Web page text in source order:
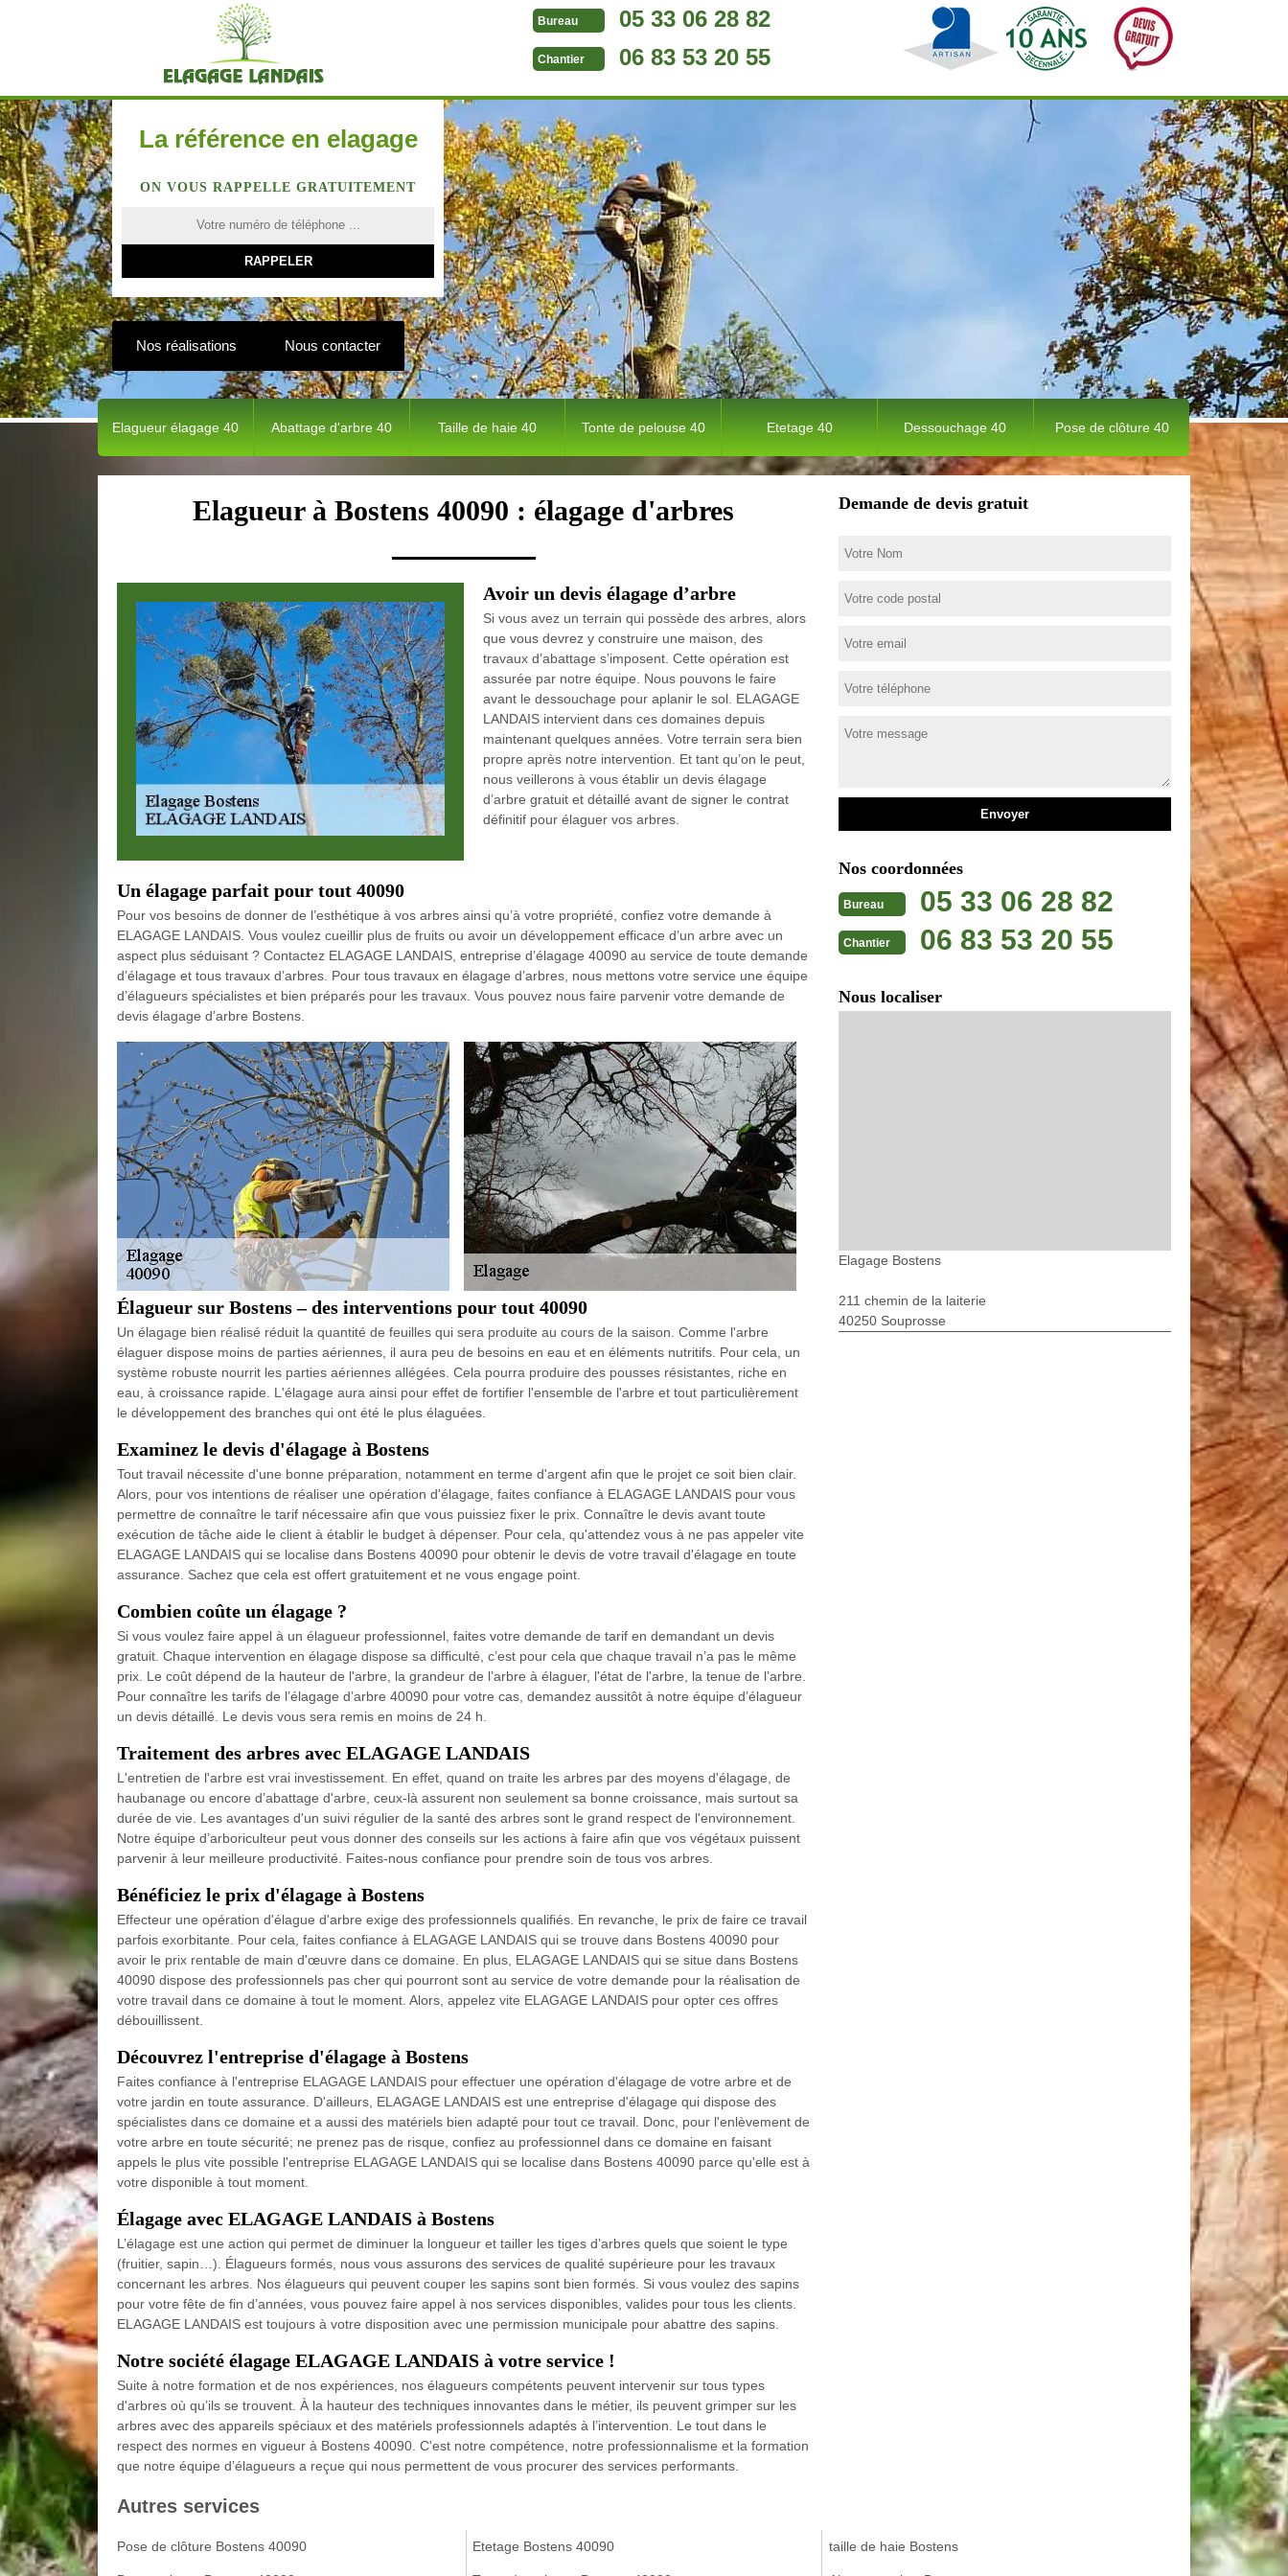
Bureau 05 33 06 28 82
Chantier 06 83 53 20 55
La référence en elagage
ON VOUS RAPPELLE GRATUITEMENT
Nos réalisations Nous contacter
Elagueur élagage 40 Abattage d'arbre 40 Taille de haie 40 Tonte de pelouse 40 Etetage 40 Dessouchage 40 Pose de clôture 40
Elagueur à Bostens 40090 : élagage d'arbres
Avoir un devis élagage d’arbre
Si vous avez un terrain qui possède des arbres, alors
que vous devrez y construire une maison, des
travaux d’abattage s’imposent. Cette opération est
assurée par notre équipe. Nous pouvons le faire
avant le dessouchage pour aplanir le sol. ELAGAGE
LANDAIS intervient dans ces domaines depuis
maintenant quelques années. Votre terrain sera bien
propre après notre intervention. Et tant qu’on le peut,
nous veillerons à vous établir un devis élagage
d’arbre gratuit et détaillé avant de signer le contrat
définitif pour élaguer vos arbres.
Un élagage parfait pour tout 40090
Pour vos besoins de donner de l’esthétique à vos arbres ainsi qu’à votre propriété, confiez votre demande à
ELAGAGE LANDAIS. Vous voulez cueillir plus de fruits ou avoir un développement efficace d’un arbre avec un
aspect plus séduisant ? Contactez ELAGAGE LANDAIS, entreprise d’élagage 40090 au service de toute demande
d’élagage et tous travaux d’arbres. Pour tous travaux en élagage d’arbres, nous mettons votre service une équipe
d’élagueurs spécialistes et bien préparés pour les travaux. Vous pouvez nous faire parvenir votre demande de
devis élagage d’arbre Bostens.
Élagueur sur Bostens – des interventions pour tout 40090
Un élagage bien réalisé réduit la quantité de feuilles qui sera produite au cours de la saison. Comme l'arbre
élaguer dispose moins de parties aériennes, il aura peu de besoins en eau et en éléments nutritifs. Pour cela, un
système robuste nourrit les parties aériennes allégées. Cela pourra produire des pousses résistantes, riche en
eau, à croissance rapide. L'élagage aura ainsi pour effet de fortifier l'ensemble de l'arbre et tout particulièrement
le développement des branches qui ont été le plus élaguées.
Examinez le devis d'élagage à Bostens
Tout travail nécessite d'une bonne préparation, notamment en terme d'argent afin que le projet ce soit bien clair.
Alors, pour vos intentions de réaliser une opération d'élagage, faites confiance à ELAGAGE LANDAIS pour vous
permettre de connaître le tarif nécessaire afin que vous puissiez fixer le prix. Connaître le devis avant toute
exécution de tâche aide le client à établir le budget à dépenser. Pour cela, qu'attendez vous à ne pas appeler vite
ELAGAGE LANDAIS qui se localise dans Bostens 40090 pour obtenir le devis de votre travail d'élagage en toute
assurance. Sachez que cela est offert gratuitement et ne vous engage point.
Combien coûte un élagage ?
Si vous voulez faire appel à un élagueur professionnel, faites votre demande de tarif en demandant un devis
gratuit. Chaque intervention en élagage dispose sa difficulté, c’est pour cela que chaque travail n’a pas le même
prix. Le coût dépend de la hauteur de l'arbre, la grandeur de l’arbre à élaguer, l'état de l'arbre, la tenue de l’arbre.
Pour connaître les tarifs de l’élagage d’arbre 40090 pour votre cas, demandez aussitôt à notre équipe d’élagueur
un devis détaillé. Le devis vous sera remis en moins de 24 h.
Traitement des arbres avec ELAGAGE LANDAIS
L'entretien de l'arbre est vrai investissement. En effet, quand on traite les arbres par des moyens d'élagage, de
haubanage ou encore d’abattage d'arbre, ceux-là assurent non seulement sa bonne croissance, mais surtout sa
durée de vie. Les avantages d'un suivi régulier de la santé des arbres sont le grand respect de l'environnement.
Notre équipe d’arboriculteur peut vous donner des conseils sur les actions à faire afin que vos végétaux puissent
parvenir à leur meilleure productivité. Faites-nous confiance pour prendre soin de tous vos arbres.
Bénéficiez le prix d'élagage à Bostens
Effecteur une opération d'élague d'arbre exige des professionnels qualifiés. En revanche, le prix de faire ce travail
parfois exorbitante. Pour cela, faites confiance à ELAGAGE LANDAIS qui se trouve dans Bostens 40090 pour
avoir le prix rentable de main d'œuvre dans ce domaine. En plus, ELAGAGE LANDAIS qui se situe dans Bostens
40090 dispose des professionnels pas cher qui pourront sont au service de votre demande pour la réalisation de
votre travail dans ce domaine à tout le moment. Alors, appelez vite ELAGAGE LANDAIS pour opter ces offres
débouillissent.
Découvrez l'entreprise d'élagage à Bostens
Faites confiance à l'entreprise ELAGAGE LANDAIS pour effectuer une opération d'élagage de votre arbre et de
votre jardin en toute assurance. D'ailleurs, ELAGAGE LANDAIS est une entreprise d'élagage qui dispose des
spécialistes dans ce domaine et a aussi des matériels bien adapté pour tout ce travail. Donc, pour l'enlèvement de
votre arbre en toute sécurité; ne prenez pas de risque, confiez au professionnel dans ce domaine en faisant
appels le plus vite possible l'entreprise ELAGAGE LANDAIS qui se localise dans Bostens 40090 parce qu'elle est à
votre disponible à tout moment.
Élagage avec ELAGAGE LANDAIS à Bostens
L’élagage est une action qui permet de diminuer la longueur et tailler les tiges d’arbres quels que soient le type
(fruitier, sapin…). Élagueurs formés, nous vous assurons des services de qualité supérieure pour les travaux
concernant les arbres. Nos élagueurs qui peuvent couper les sapins sont bien formés. Si vous voulez des sapins
pour votre fête de fin d’années, vous pouvez faire appel à nos services disponibles, valides pour tous les clients.
ELAGAGE LANDAIS est toujours à votre disposition avec une permission municipale pour abattre des sapins.
Notre société élagage ELAGAGE LANDAIS à votre service !
Suite à notre formation et de nos expériences, nos élagueurs compétents peuvent intervenir sur tous types
d'arbres où qu’ils se trouvent. À la hauteur des techniques innovantes dans le métier, ils peuvent grimper sur les
arbres avec des appareils spéciaux et des matériels professionnels adaptés à l’intervention. Le tout dans le
respect des normes en vigueur à Bostens 40090. C'est notre compétence, notre professionnalisme et la formation
que notre équipe d’élagueurs a reçue qui nous permettent de vous procurer des services performants.
Demande de devis gratuit
Nos coordonnées
Bureau 05 33 06 28 82
Chantier 06 83 53 20 55
Nous localiser
Elagage Bostens
211 chemin de la laiterie
40250 Souprosse
Autres services
Pose de clôture Bostens 40090 Etetage Bostens 40090 taille de haie Bostens